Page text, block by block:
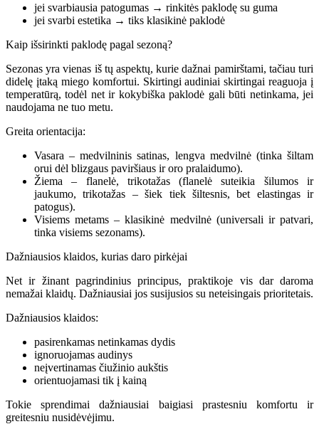
jei svarbiausia patogumas → rinkitės paklodę su guma
jei svarbi estetika → tiks klasikinė paklodė
Kaip išsirinkti paklodę pagal sezoną?
Sezonas yra vienas iš tų aspektų, kurie dažnai pamirštami, tačiau turi
didelę įtaką miego komfortui. Skirtingi audiniai skirtingai reaguoja į
temperatūrą, todėl net ir kokybiška paklodė gali būti netinkama, jei
naudojama ne tuo metu.
Greita orientacija:
Vasara – medvilninis satinas, lengva medvilnė (tinka šiltam
orui dėl blizgaus paviršiaus ir oro pralaidumo).
Žiema – flanelė, trikotažas (flanelė suteikia šilumos ir
jaukumo, trikotažas – šiek tiek šiltesnis, bet elastingas ir
patogus).
Visiems metams – klasikinė medvilnė (universali ir patvari,
tinka visiems sezonams).
Dažniausios klaidos, kurias daro pirkėjai
Net ir žinant pagrindinius principus, praktikoje vis dar daroma
nemažai klaidų. Dažniausiai jos susijusios su neteisingais prioritetais.
Dažniausios klaidos:
pasirenkamas netinkamas dydis
ignoruojamas audinys
neįvertinamas čiužinio aukštis
orientuojamasi tik į kainą
Tokie sprendimai dažniausiai baigiasi prastesniu komfortu ir
greitesniu nusidėvėjimu.